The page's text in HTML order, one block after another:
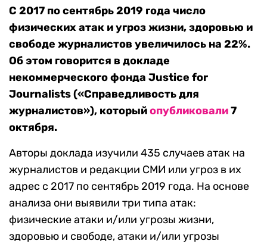
C 2017 по сентябрь 2019 года число
физических атак и угроз жизни, здоровью и
свободе журналистов увеличилось на 22%.
Об этом говорится в докладе
некоммерческого фонда Justice for
Journalists («Справедливость для
журналистов»), которыйопубликовали7
октября.
Авторы доклада изучили 435 случаев атак на
журналистов и редакции СМИ или угроз в их
адрес с 2017 по сентябрь 2019 года. На основе
анализа они выявили три типа атак:
физические атаки и/или угрозы жизни,
здоровью и свободе, атаки и/или угрозы